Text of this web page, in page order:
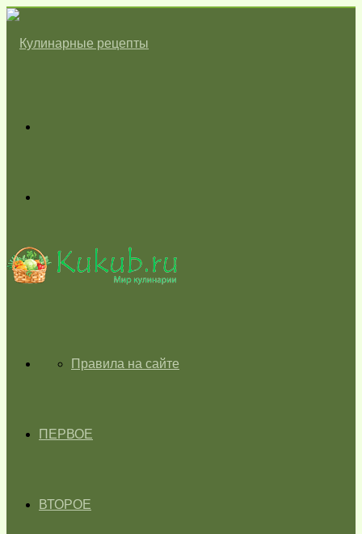
skin
ГЛАВНАЯПравила на сайте
ПЕРВОЕ
ВТОРОЕ